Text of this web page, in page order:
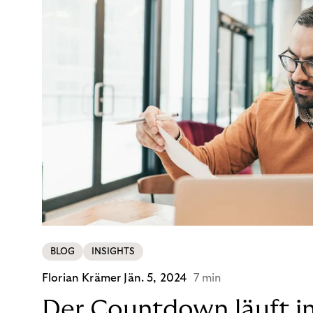
BLOG INSIGHTS
Florian Krämer Jän. 5, 2024 7 min